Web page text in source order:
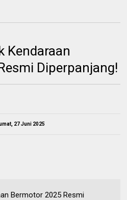
Kendaraan
Diperpanjang!
27 Juni 2025
Bermotor 2025 Resmi